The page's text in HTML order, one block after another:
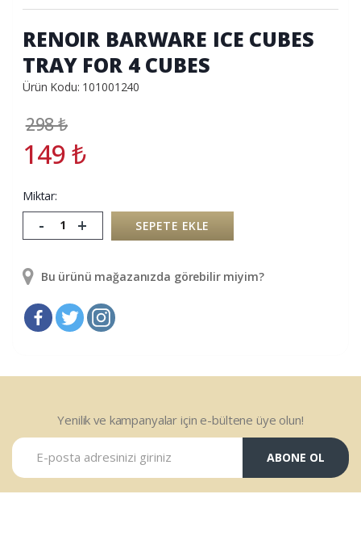
RENOIR BARWARE ICE CUBES
TRAY FOR 4 CUBES
Ürün Kodu: 101001240
298₺
149₺
Miktar:
- + SEPETE EKLE
Bu ürünü mağazanızda görebilir miyim?
Yenilik ve kampanyalar için e-bültene üye olun!
ABONE OL